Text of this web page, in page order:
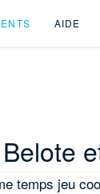
AIDE
temps jeu